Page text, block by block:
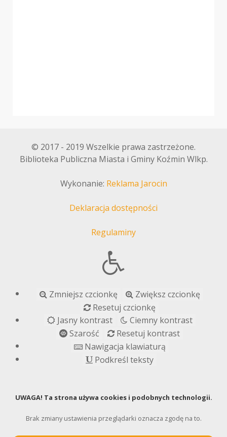
© 2017 - 2019 Wszelkie prawa zastrzeżone.
Biblioteka Publiczna Miasta i Gminy Koźmin Wlkp.
Wykonanie: Reklama Jarocin
Deklaracja dostępności
Regulaminy
Zmniejsz czcionkę
Zwiększ czcionkę
Resetuj czcionkę
Jasny kontrast
Ciemny kontrast
Szarość
Resetuj kontrast
Nawigacja klawiaturą
Podkreśl teksty
UWAGA! Ta strona używa cookies i podobnych technologii.
Brak zmiany ustawienia przeglądarki oznacza zgodę na to.